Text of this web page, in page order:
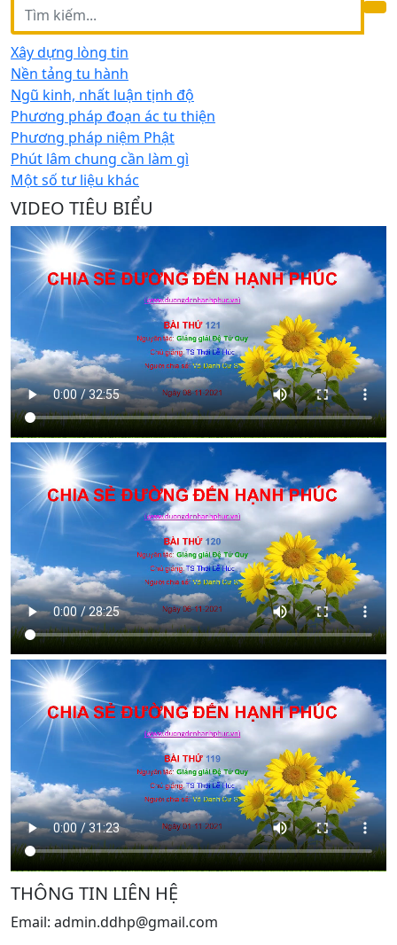
Xây dựng lòng tin
Nền tảng tu hành
Ngũ kinh, nhất luận tịnh độ
Phương pháp đoạn ác tu thiện
Phương pháp niệm Phật
Phút lâm chung cần làm gì
Một số tư liệu khác
VIDEO TIÊU BIỂU
THÔNG TIN LIÊN HỆ
Email: admin.ddhp@gmail.com